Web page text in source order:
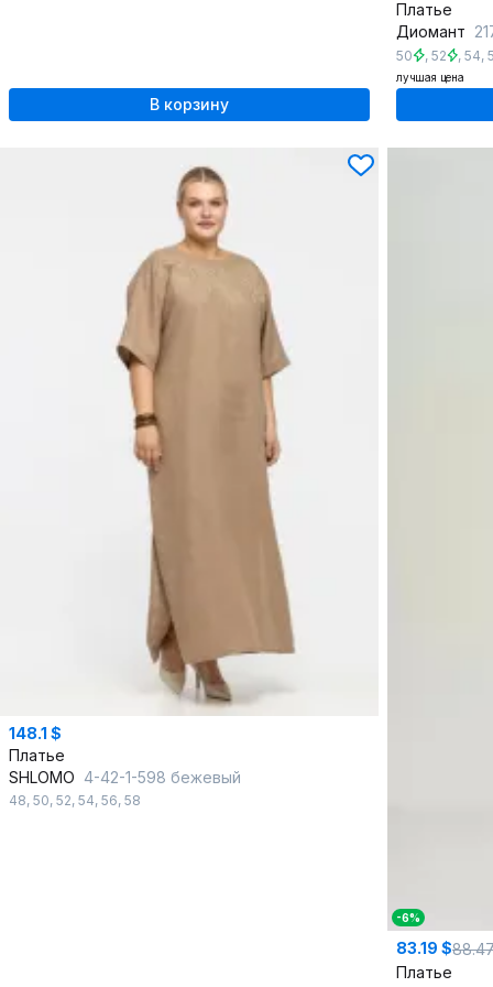
В корзину
Платье
Диомант
50 , 52 , 54,
лучшая цена
148.1 $
Платье
SHLOMO 4-42-1-598 бежевый
48, 50, 52, 54, 56, 58
-6%
83.19 $
Платье